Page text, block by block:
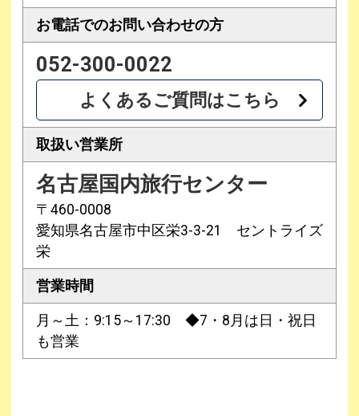
お電話でのお問い合わせの方
052-300-0022
よくあるご質問はこちら
取扱い営業所
名古屋国内旅行センター
〒460-0008
愛知県名古屋市中区栄3-3-21 セントライズ
栄
営業時間
月～土：9:15～17:30 ◆7・8月は日・祝日
も営業